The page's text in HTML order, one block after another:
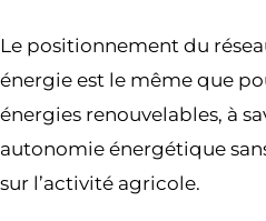
Le positionnement du
énergie est le même que
énergies renouvelables, à
autonomie énergétique
sur l’activité agricole.